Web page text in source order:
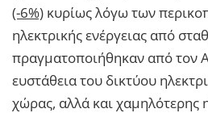
(-6%) κυρίως λόγω των
ηλεκτρικής ενέργειας από
πραγματοποιήθηκαν από τον
ευστάθεια του δικτύου
χώρας, αλλά και χαμηλότερης